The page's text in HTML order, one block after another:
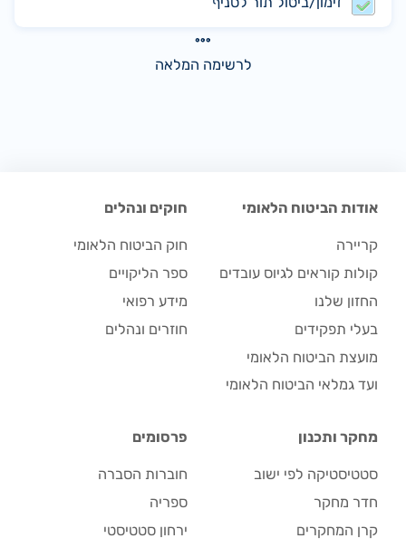
לרשימה המלאה
אודות הביטוח הלאומי
קריירה
קולות קוראים לגיוס עובדים
החזון שלנו
בעלי תפקידים
מועצת הביטוח הלאומי
ועד גמלאי הביטוח הלאומי
חוקים ונהלים
חוק הביטוח הלאומי
ספר הליקויים
מידע רפואי
חוזרים ונהלים
מחקר ותכנון
סטטיסטיקה לפי ישוב
חדר מחקר
קרן המחקרים
פרסומים
חוברות הסברה
ספריה
ירחון סטטיסטי